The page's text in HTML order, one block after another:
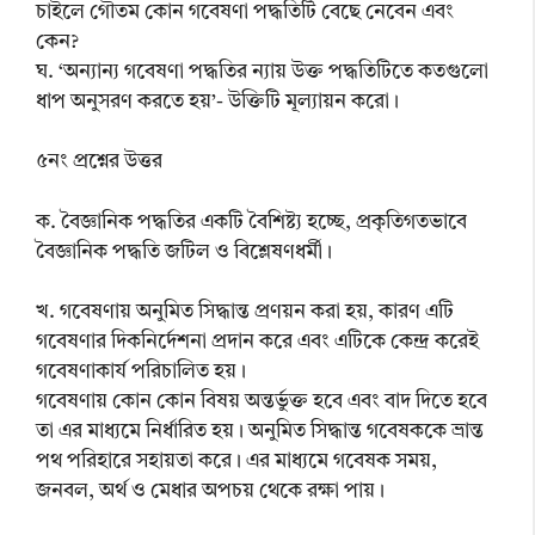
চাইলে গৌতম কোন গবেষণা পদ্ধতিটি বেছে নেবেন এবং
কেন?
ঘ. ‘অন্যান্য গবেষণা পদ্ধতির ন্যায় উক্ত পদ্ধতিটিতে কতগুলো
ধাপ অনুসরণ করতে হয়’- উক্তিটি মূল্যায়ন করো।
৫নং প্রশ্নের উত্তর
ক. বৈজ্ঞানিক পদ্ধতির একটি বৈশিষ্ট্য হচ্ছে, প্রকৃতিগতভাবে
বৈজ্ঞানিক পদ্ধতি জটিল ও বিশ্লেষণধর্মী।
খ. গবেষণায় অনুমিত সিদ্ধান্ত প্রণয়ন করা হয়, কারণ এটি
গবেষণার দিকনির্দেশনা প্রদান করে এবং এটিকে কেন্দ্র করেই
গবেষণাকার্য পরিচালিত হয়।
গবেষণায় কোন কোন বিষয় অন্তর্ভুক্ত হবে এবং বাদ দিতে হবে
তা এর মাধ্যমে নির্ধারিত হয়। অনুমিত সিদ্ধান্ত গবেষককে ভ্রান্ত
পথ পরিহারে সহায়তা করে। এর মাধ্যমে গবেষক সময়,
জনবল, অর্থ ও মেধার অপচয় থেকে রক্ষা পায়।